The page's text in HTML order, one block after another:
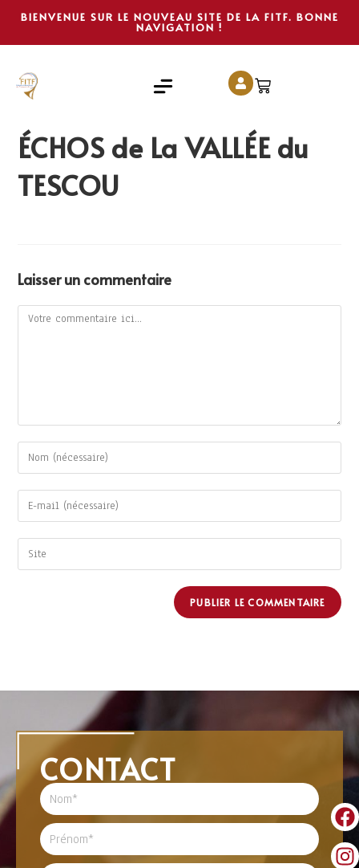
BIENVENUE SUR LE NOUVEAU SITE DE LA FITF. BONNE
NAVIGATION !
ÉCHOS de La VALLÉE du
TESCOU
Laisser un commentaire
CONTACT